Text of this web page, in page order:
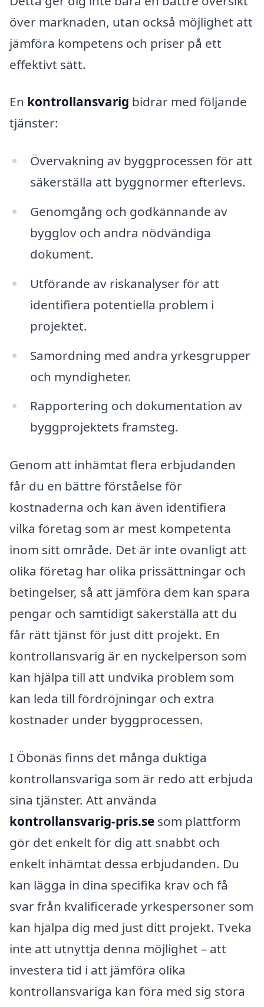
över marknaden, utan också möjlighet att
jämföra kompetens och priser på ett
effektivt sätt.
En kontrollansvarig bidrar med följande
tjänster:
Övervakning av byggprocessen för att
säkerställa att byggnormer efterlevs.
Genomgång och godkännande av
bygglov och andra nödvändiga
dokument.
Utförande av riskanalyser för att
identifiera potentiella problem i
projektet.
Samordning med andra yrkesgrupper
och myndigheter.
Rapportering och dokumentation av
byggprojektets framsteg.
Genom att inhämtat flera erbjudanden
får du en bättre förståelse för
kostnaderna och kan även identifiera
vilka företag som är mest kompetenta
inom sitt område. Det är inte ovanligt att
olika företag har olika prissättningar och
betingelser, så att jämföra dem kan spara
pengar och samtidigt säkerställa att du
får rätt tjänst för just ditt projekt. En
kontrollansvarig är en nyckelperson som
kan hjälpa till att undvika problem som
kan leda till fördröjningar och extra
kostnader under byggprocessen.
I Öbonäs finns det många duktiga
kontrollansvariga som är redo att erbjuda
sina tjänster. Att använda
kontrollansvarig-pris.se som plattform
gör det enkelt för dig att snabbt och
enkelt inhämtat dessa erbjudanden. Du
kan lägga in dina specifika krav och få
svar från kvalificerade yrkespersoner som
kan hjälpa dig med just ditt projekt. Tveka
inte att utnyttja denna möjlighet – att
investera tid i att jämföra olika
kontrollansvariga kan föra med sig stora